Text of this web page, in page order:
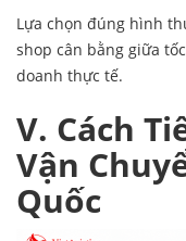
Lựa chọn đúng hình
shop cân bằng giữa
doanh thực tế.
V. Cách
Vận
Quốc